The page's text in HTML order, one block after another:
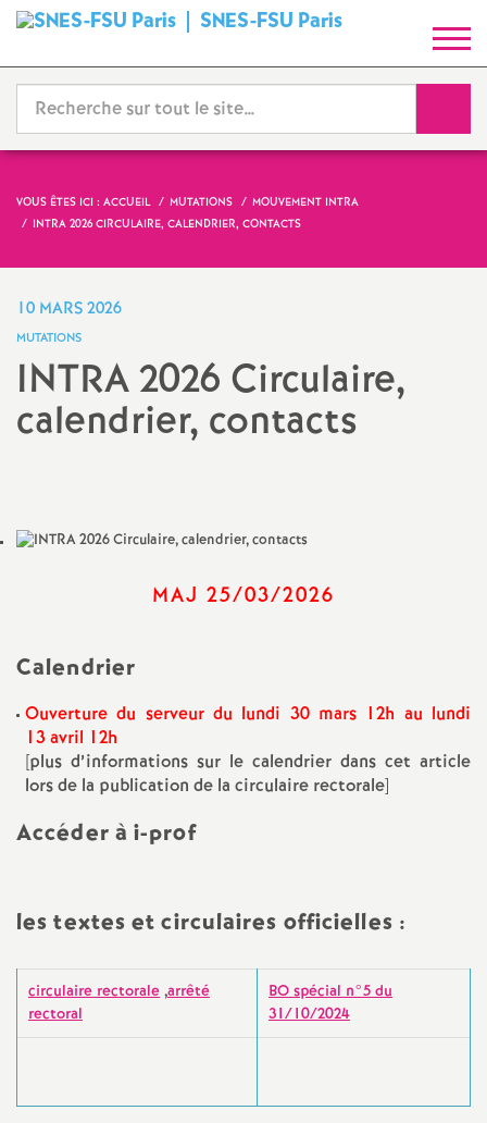
SNES-FSU ParisS
y
n
d
i
a
t
o
n
d
e
s
E
VOUS ÊTES ICI : ACCUEIL MUTATIONS
MOUVEMENT INTRA
INTRA 2026 CIRCULAIRE, CALENDRIER, CONTACTS
10 MARS 2026
MUTATIONS
INTRA 2026 Circulaire,
calendrier, contacts
MAJ 25/03/2026
Calendrier
Ouverture du serveur du lundi 30 mars 12h au lundi
13 avril 12h
[plus d’informations sur le calendrier dans cet article
lors de la publication de la circulaire rectorale]
Accéder à i-prof
les textes et circulaires officielles :
circulaire rectorale ,arrêté
rectoral
BO spécial n°5 du
31/10/2024